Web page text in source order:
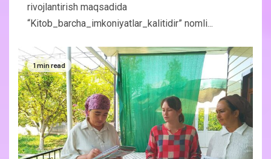
rivojlantirish maqsadida
“Kitob_barcha_imkoniyatlar_kalitidir” nomli...
1 min read